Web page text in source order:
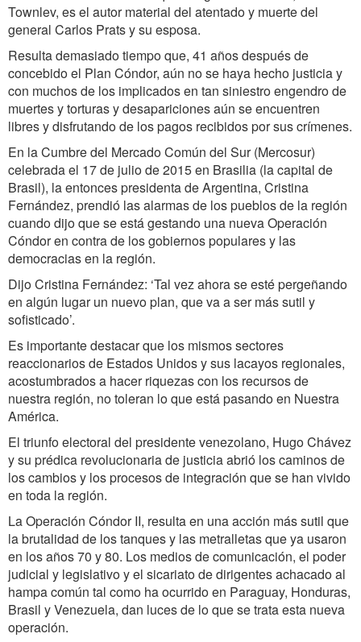
Townlev, es el autor material del atentado y muerte del
general Carlos Prats y su esposa.
Resulta demasiado tiempo que, 41 años después de
concebido el Plan Cóndor, aún no se haya hecho justicia y
con muchos de los implicados en tan siniestro engendro de
muertes y torturas y desapariciones aún se encuentren
libres y disfrutando de los pagos recibidos por sus crímenes.
En la Cumbre del Mercado Común del Sur (Mercosur)
celebrada el 17 de julio de 2015 en Brasilia (la capital de
Brasil), la entonces presidenta de Argentina, Cristina
Fernández, prendió las alarmas de los pueblos de la región
cuando dijo que se está gestando una nueva Operación
Cóndor en contra de los gobiernos populares y las
democracias en la región.
Dijo Cristina Fernández: ‘Tal vez ahora se esté pergeñando
en algún lugar un nuevo plan, que va a ser más sutil y
sofisticado’.
Es importante destacar que los mismos sectores
reaccionarios de Estados Unidos y sus lacayos regionales,
acostumbrados a hacer riquezas con los recursos de
nuestra región, no toleran lo que está pasando en Nuestra
América.
El triunfo electoral del presidente venezolano, Hugo Chávez
y su prédica revolucionaria de justicia abrió los caminos de
los cambios y los procesos de integración que se han vivido
en toda la región.
La Operación Cóndor II, resulta en una acción más sutil que
la brutalidad de los tanques y las metralletas que ya usaron
en los años 70 y 80. Los medios de comunicación, el poder
judicial y legislativo y el sicariato de dirigentes achacado al
hampa común tal como ha ocurrido en Paraguay, Honduras,
Brasil y Venezuela, dan luces de lo que se trata esta nueva
operación.